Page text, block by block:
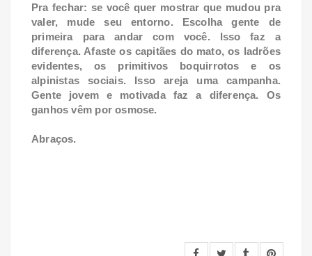
Pra fechar: se você quer mostrar que mudou pra
valer, mude seu entorno. Escolha gente de
primeira para andar com você. Isso faz a
diferença. Afaste os capitães do mato, os ladrões
evidentes, os primitivos boquirrotos e os
alpinistas sociais. Isso areja uma campanha.
Gente jovem e motivada faz a diferença. Os
ganhos vêm por osmose.
Abraços.